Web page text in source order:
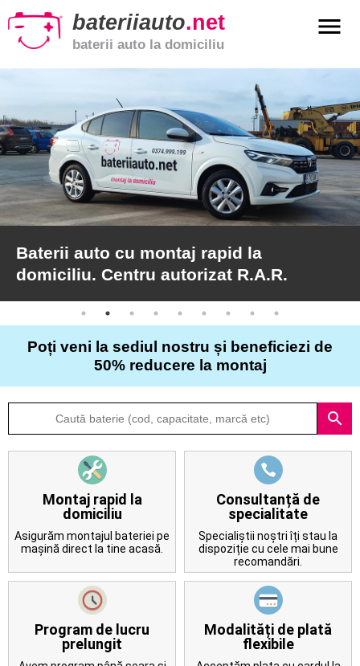
bateriiauto.net
baterii auto la domiciliu
menu
Baterii
moto
Baterii
de
camion
Articole
Despre
Contact
Baterii auto cu montaj rapid la
domiciliu. Centru autorizat R.A.R.
Poți veni la sediul nostru și beneficiezi de
50% reducere la montaj
search
Montaj rapid la
domiciliu
Asigurăm montajul bateriei pe
mașină direct la tine acasă.
Consultanță de
specialitate
Specialiștii noștri îți stau la
dispoziție cu cele mai bune
recomandări.
Program de lucru
prelungit
Modalități de plată
flexibile